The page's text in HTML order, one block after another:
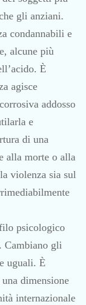
gli anziani.
condannabili e
alcune più
È
agisce
addosso
e
di una
alla morte o alla
violenza sia sul
psicologico
Cambiano gli
uguali. È
dimensione
internazionale